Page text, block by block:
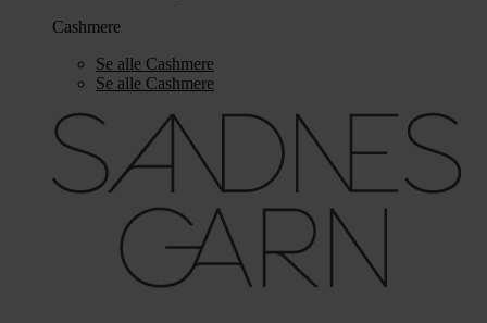
Cashmere
Se alle Cashmere
Se alle Cashmere